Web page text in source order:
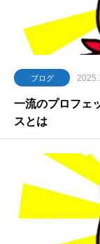
ブログ
一流のプロフェ
スとは